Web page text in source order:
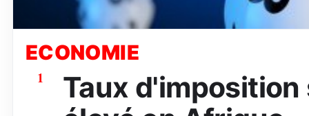
ECONOMIE
1
Taux